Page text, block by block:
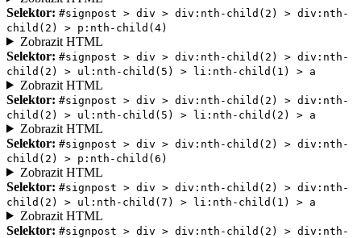
Selektor: #signpost > div > div:nth-child(2) > div:nth-
child(2) > p:nth-child(4)
Zobrazit HTML
Selektor: #signpost > div > div:nth-child(2) > div:nth-
child(2) > ul:nth-child(5) > li:nth-child(1) > a
Zobrazit HTML
Selektor: #signpost > div > div:nth-child(2) > div:nth-
child(2) > ul:nth-child(5) > li:nth-child(2) > a
Zobrazit HTML
Selektor: #signpost > div > div:nth-child(2) > div:nth-
child(2) > p:nth-child(6)
Zobrazit HTML
Selektor: #signpost > div > div:nth-child(2) > div:nth-
child(2) > ul:nth-child(7) > li:nth-child(1) > a
Zobrazit HTML
Selektor: #signpost > div > div:nth-child(2) > div:nth-